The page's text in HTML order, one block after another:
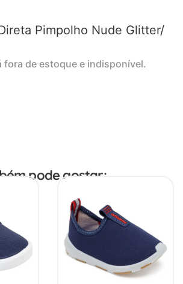
Pimpolho Nude Glitter/
fora de estoque e indisponível.
pode gostar: